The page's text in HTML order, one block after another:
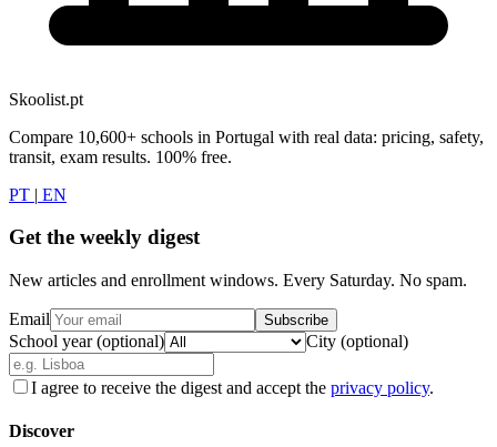
Skoolist.pt
Compare 10,600+ schools in Portugal with real data: pricing, safety,
transit, exam results. 100% free.
PT | EN
Get the weekly digest
New articles and enrollment windows. Every Saturday. No spam.
Email Subscribe
School year (optional) City (optional)
I agree to receive the digest and accept the privacy policy.
Discover